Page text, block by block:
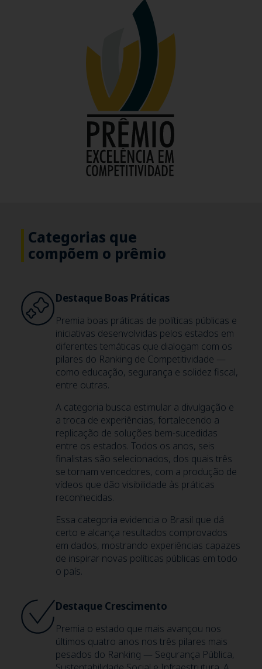
Categorias que
compõem o prêmio
Destaque Boas Práticas
Premia boas práticas de políticas públicas e
iniciativas desenvolvidas pelos estados em
diferentes temáticas que dialogam com os
pilares do Ranking de Competitividade —
como educação, segurança e solidez fiscal,
entre outras.
A categoria busca estimular a divulgação e
a troca de experiências, fortalecendo a
replicação de soluções bem-sucedidas
entre os estados. Todos os anos, seis
finalistas são selecionados, dos quais três
se tornam vencedores, com a produção de
vídeos que dão visibilidade às práticas
reconhecidas.
Essa categoria evidencia o Brasil que dá
certo e alcança resultados comprovados
em dados, mostrando experiências capazes
de inspirar novas políticas públicas em todo
o país.
Destaque Crescimento
Premia o estado que mais avançou nos
últimos quatro anos nos três pilares mais
pesados do Ranking — Segurança Pública,